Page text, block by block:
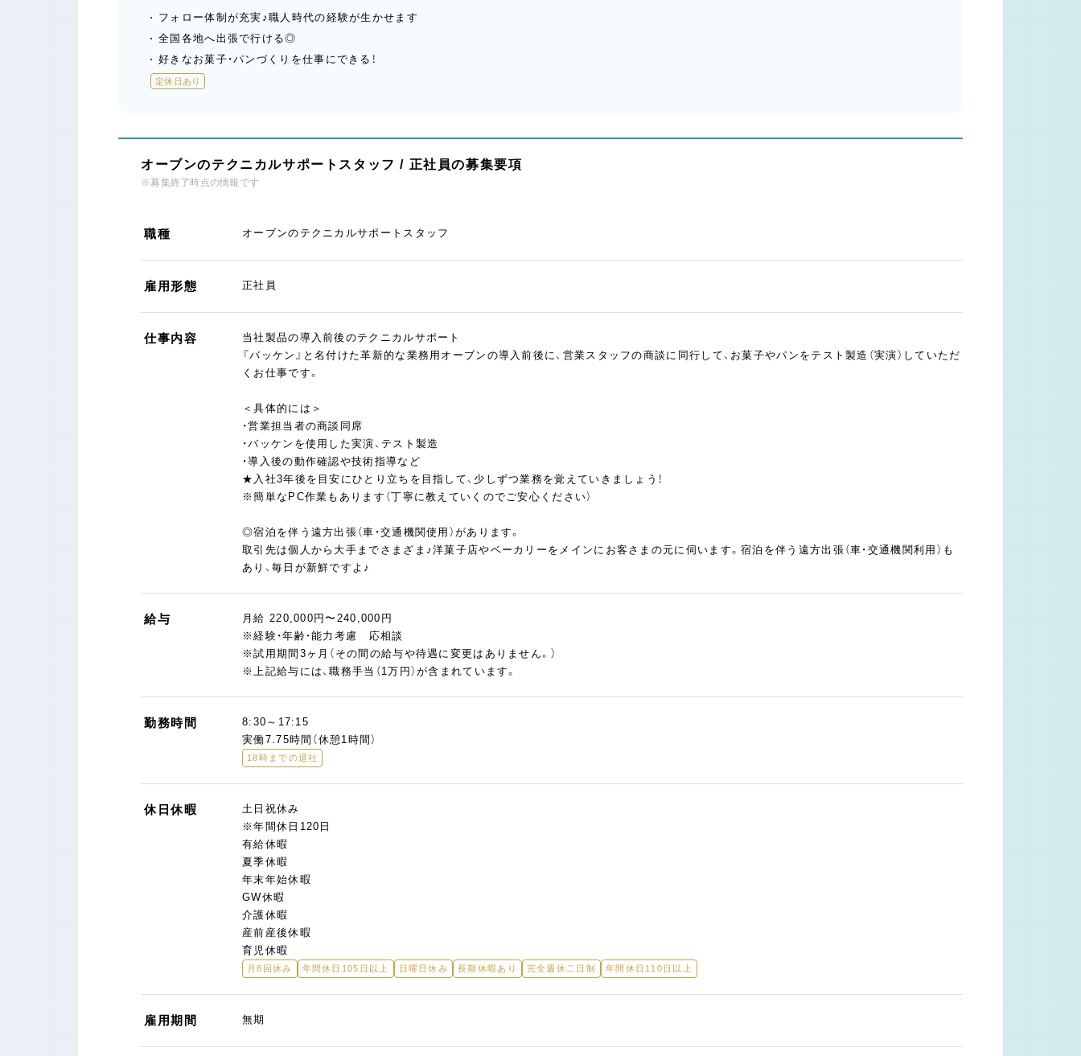
フォロー体制が充実♪職人時代の経験が生かせます
全国各地へ出張で行ける◎
好きなお菓子・パンづくりを仕事にできる！
定休日あり
オーブンのテクニカルサポートスタッフ / 正社員の募集要項
※募集終了時点の情報です
職種 オーブンのテクニカルサポートスタッフ
雇用形態 正社員
仕事内容
当社製品の導入前後のテクニカルサポート
『バッケン』と名付けた革新的な業務用オーブンの導入前後に、営業スタッフの商談に同行して、お菓子やパンをテスト製造（実演）していただ
くお仕事です。
＜具体的には＞
・営業担当者の商談同席
・バッケンを使用した実演、テスト製造
・導入後の動作確認や技術指導など
★入社3年後を目安にひとり立ちを目指して、少しずつ業務を覚えていきましょう！
※簡単なPC作業もあります（丁寧に教えていくのでご安心ください）
◎宿泊を伴う遠方出張（車・交通機関使用）があります。
取引先は個人から大手までさまざま♪洋菓子店やベーカリーをメインにお客さまの元に伺います。宿泊を伴う遠方出張（車・交通機関利用）も
あり、毎日が新鮮ですよ♪
給与
月給 220,000円〜240,000円
※経験・年齢・能力考慮 応相談
※試用期間3ヶ月（その間の給与や待遇に変更はありません。）
※上記給与には、職務手当（1万円）が含まれています。
勤務時間
8:30～17:15
実働7.75時間（休憩1時間）
18時までの退社
休日休暇
土日祝休み
※年間休日120日
有給休暇
夏季休暇
年末年始休暇
GW休暇
介護休暇
産前産後休暇
育児休暇
月8回休み 年間休日105日以上 日曜日休み 長期休暇あり 完全週休二日制 年間休日110日以上
雇用期間 無期